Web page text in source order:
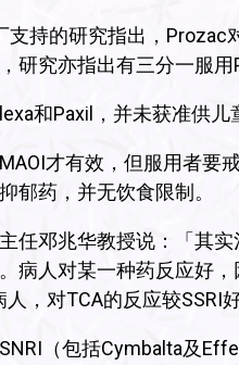
支持的研究指出，
研究亦指出有三分一服
和Paxil，并未获准供儿
才有效，但服用者要
郁药，并无饮食限制。
任邓兆华教授说：「其
病人对某一种药反应好
，对TCA的反应较SSRI好
（包括Cymbalta及